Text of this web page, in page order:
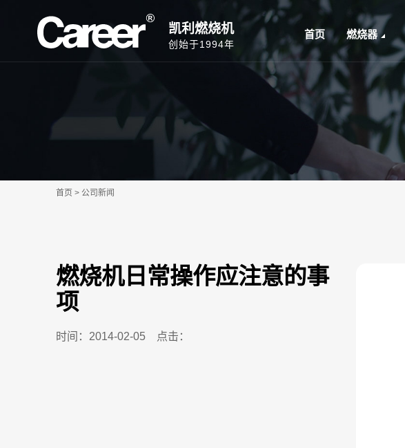
凯利燃烧机
创始于1994年
首页 燃烧器
首页 > 公司新闻
燃烧机日常操作应注意的事
项
时间：2014-02-05 点击：